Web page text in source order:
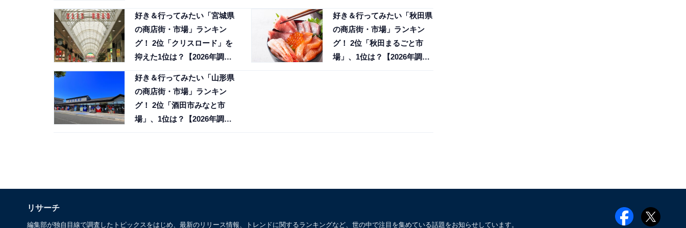
好き＆行ってみたい「宮城県
の商店街・市場」ランキン
グ！ 2位「クリスロード」を
抑えた1位は？【2026年調
好き＆行ってみたい「秋田県
の商店街・市場」ランキン
グ！ 2位「秋田まるごと市
場」、1位は？【2026年調
好き＆行ってみたい「山形県
の商店街・市場」ランキン
グ！ 2位「酒田市みなと市
場」、1位は？【2026年調
リサーチ
編集部が独自目線で調査したトピックスをはじめ、最新のリリース情報、トレンドに関するランキングなど、世の中で注目を集めている話題をお知らせしています。